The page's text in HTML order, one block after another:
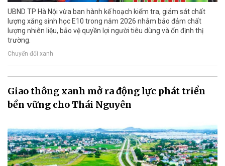
UBND TP Hà Nội vừa ban hành kế hoạch kiểm tra, giám sát chất
lượng xăng sinh học E10 trong năm 2026 nhằm bảo đảm chất
lượng nhiên liệu, bảo vệ quyền lợi người tiêu dùng và ổn định thị
trường.
Chuyển đổi xanh
Giao thông xanh mở ra động lực phát triển
bền vững cho Thái Nguyên